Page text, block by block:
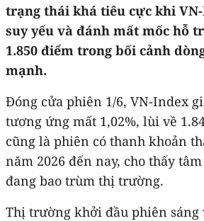
trạng thái khá tiêu cực khi
suy yếu và đánh mất mốc hỗ
1.850 điểm trong bối cảnh
mạnh.
Đóng cửa phiên 1/6, VN-Index
tương ứng mất 1,02%, lùi về
cũng là phiên có thanh khoản
năm 2026 đến nay, cho thấy
đang bao trùm thị trường.
Thị trường khởi đầu phiên